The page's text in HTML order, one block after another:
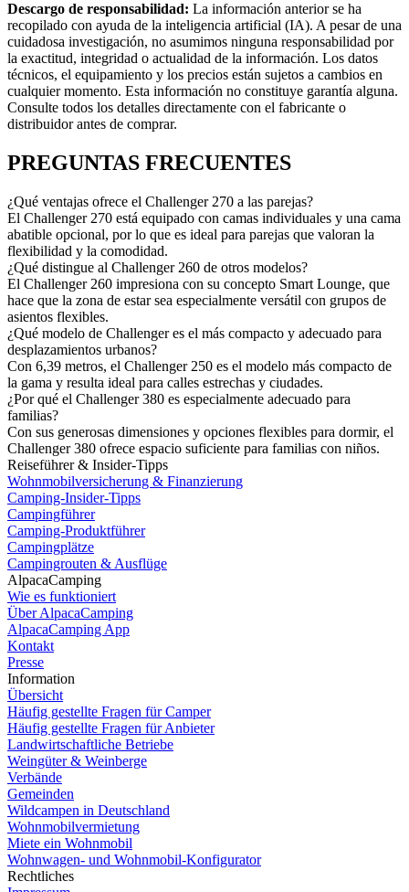
Descargo de responsabilidad: La información anterior se ha
recopilado con ayuda de la inteligencia artificial (IA). A pesar de una
cuidadosa investigación, no asumimos ninguna responsabilidad por
la exactitud, integridad o actualidad de la información. Los datos
técnicos, el equipamiento y los precios están sujetos a cambios en
cualquier momento. Esta información no constituye garantía alguna.
Consulte todos los detalles directamente con el fabricante o
distribuidor antes de comprar.
PREGUNTAS FRECUENTES
¿Qué ventajas ofrece el Challenger 270 a las parejas?
El Challenger 270 está equipado con camas individuales y una cama
abatible opcional, por lo que es ideal para parejas que valoran la
flexibilidad y la comodidad.
¿Qué distingue al Challenger 260 de otros modelos?
El Challenger 260 impresiona con su concepto Smart Lounge, que
hace que la zona de estar sea especialmente versátil con grupos de
asientos flexibles.
¿Qué modelo de Challenger es el más compacto y adecuado para
desplazamientos urbanos?
Con 6,39 metros, el Challenger 250 es el modelo más compacto de
la gama y resulta ideal para calles estrechas y ciudades.
¿Por qué el Challenger 380 es especialmente adecuado para
familias?
Con sus generosas dimensiones y opciones flexibles para dormir, el
Challenger 380 ofrece espacio suficiente para familias con niños.
Reiseführer & Insider-Tipps
Wohnmobilversicherung & Finanzierung
Camping-Insider-Tipps
Campingführer
Camping-Produktführer
Campingplätze
Campingrouten & Ausflüge
AlpacaCamping
Wie es funktioniert
Über AlpacaCamping
AlpacaCamping App
Kontakt
Presse
Information
Übersicht
Häufig gestellte Fragen für Camper
Häufig gestellte Fragen für Anbieter
Landwirtschaftliche Betriebe
Weingüter & Weinberge
Verbände
Gemeinden
Wildcampen in Deutschland
Wohnmobilvermietung
Miete ein Wohnmobil
Wohnwagen- und Wohnmobil-Konfigurator
Rechtliches